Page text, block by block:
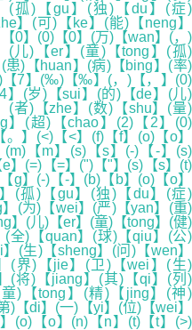
(孤)【gu】(独)【du】(症)
】(可)【ke】(能)【neng】
0】(0)【0】(万)【wan】(，)
(儿)【er】(童)【tong】(孤)
患)【huan】(病)【bing】(率)
【7】(‰)【‰】(，)【，】(0)
】(岁)【sui】(的)【de】(儿)
(者)【zhe】(数)【shu】(量)
】(超)【chao】(2)【2】(0)
】(<)【<】(f)【f】(o)【o】
【m】(s)【s】(-)【-】(s)
】(=)【=】(")【"】(s)【s】(t)
g】(-)【-】(b)【b】(o)【o】
(孤)【gu】(独)【du】(症)
(为)【wei】(严)【yan】(重)
】(儿)【er】(童)【tong】(健)
(全)【quan】(球)【qiu】(公)
(生)【sheng】(问)【wen】
(界)【jie】(卫)【wei】(生)
(将)【jiang】(其)【qi】(列)
)【tong】(精)【jing】(神)
)【di】(一)【yi】(位)【wei】
(o)【o】(n)【n】(t)【t】(>)